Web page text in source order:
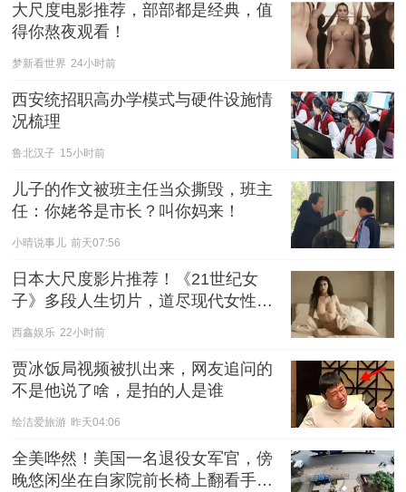
大尺度电影推荐，部部都是经典，值
得你熬夜观看！
梦新看世界 24小时前
西安统招职高办学模式与硬件设施情
况梳理
鲁北汉子 15小时前
儿子的作文被班主任当众撕毁，班主
任：你姥爷是市长？叫你妈来！
小晴说事儿 前天07:56
日本大尺度影片推荐！《21世纪女
子》多段人生切片，道尽现代女性的
西鑫娱乐 22小时前
贾冰饭局视频被扒出来，网友追问的
不是他说了啥，是拍的人是谁
绘洁爱旅游 昨天04:06
全美哗然！美国一名退役女军官，傍
晚悠闲坐在自家院前长椅上翻看手